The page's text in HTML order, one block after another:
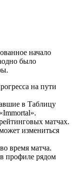
начало
было
на пути
в Таблицу
матчах.
измениться
время матча.
профиле рядом